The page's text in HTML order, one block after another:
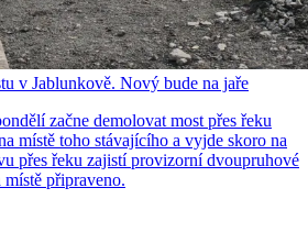
v Jablunkově. Nový bude na jaře
začne demolovat most přes řeku
místě toho stávajícího a vyjde skoro na
přes řeku zajistí provizorní dvoupruhové
místě připraveno.